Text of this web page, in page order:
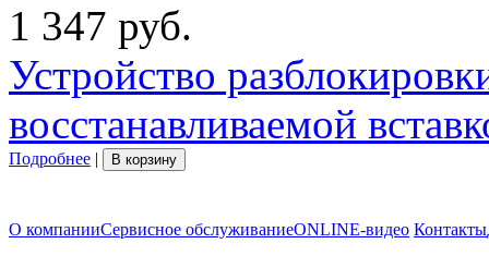
1 347 руб.
Устройство
восстанавливаемой
Подробнее | В корзину
О компанииСервисное обслуживаниеONLINE-видео Контакты